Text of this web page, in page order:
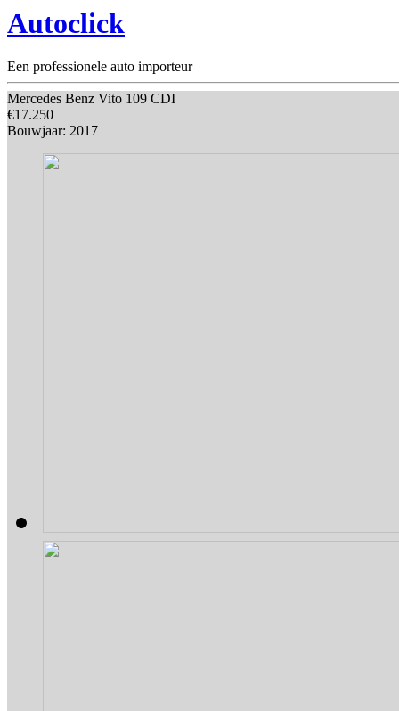
Autoclick
Een professionele auto importeur
Mercedes Benz Vito 109 CDI
€17.250
Bouwjaar: 2017